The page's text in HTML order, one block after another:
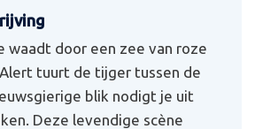
waadt door een zee van roze
tuurt de tijger tussen de
blik nodigt je uit
Deze levendige scène